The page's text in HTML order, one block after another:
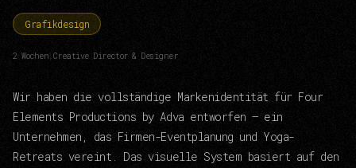
Grafikdesign
2 Wochen Creative Director & Designer
Wir haben die vollständige Markenidentität für Four
Elements Productions by Adva entworfen — ein
Unternehmen, das Firmen-Eventplanung und Yoga-
Retreats vereint. Das visuelle System basiert auf den